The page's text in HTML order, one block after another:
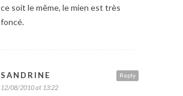
ce soit le même, le mien est très
foncé.
Reply
SANDRINE
12/08/2010 at 13:22